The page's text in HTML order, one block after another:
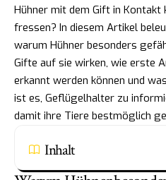
Hühner mit dem Gift in
fressen? In diesem Artikel
warum Hühner besonders
Gifte auf sie wirken, wie erste
erkannt werden können und
ist es, Geflügelhalter zu
damit ihre Tiere bestmöglich
Inhalt